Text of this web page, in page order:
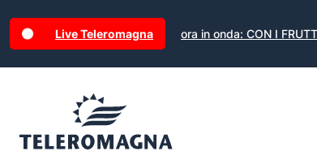
Live Teleromagna ora in onda: CON I